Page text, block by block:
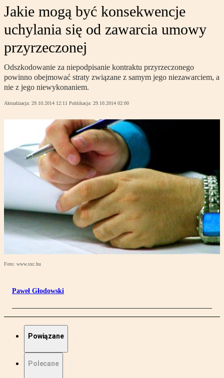
Jakie mogą być konsekwencje
uchylania się od zawarcia umowy
przyrzeczonej
Odszkodowanie za niepodpisanie kontraktu przyrzeczonego
powinno obejmować straty związane z samym jego niezawarciem, a
nie z jego niewykonaniem.
Aktualizacja: 29.10.2014 12:11 Publikacja: 29.10.2014 02:00
Foto: www.sxc.hu
Paweł Głodowski
Powiązane
Polecane